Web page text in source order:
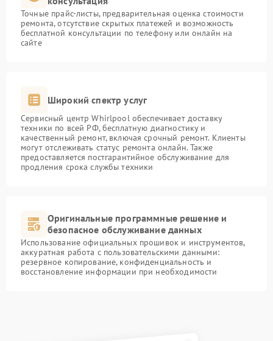
Точные прайс-листы, предварительная оценка стоимости
ремонта, отсутствие скрытых платежей и возможность
бесплатной консультации по телефону или онлайн на
сайте
Широкий спектр услуг
Сервисный центр Whirlpool обеспечивает доставку
техники по всей РФ, бесплатную диагностику и
качественный ремонт, включая срочный ремонт. Клиенты
могут отслеживать статус ремонта онлайн. Также
предоставляется постгарантийное обслуживание для
продления срока службы техники
Оригинальные программные решение и
безопасное обслуживание данных
Использование официальных прошивок и инструментов,
аккуратная работа с пользовательскими данными:
резервное копирование, конфиденциальность и
восстановление информации при необходимости